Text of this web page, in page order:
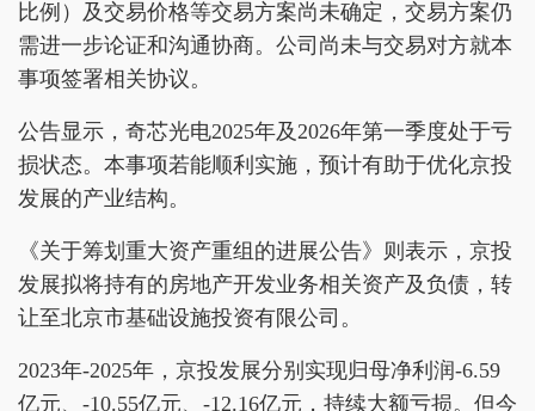
比例）及交易价格等交易方案尚未确定，交易方案仍
需进一步论证和沟通协商。公司尚未与交易对方就本
事项签署相关协议。
公告显示，奇芯光电2025年及2026年第一季度处于亏
损状态。本事项若能顺利实施，预计有助于优化京投
发展的产业结构。
《关于筹划重大资产重组的进展公告》则表示，京投
发展拟将持有的房地产开发业务相关资产及负债，转
让至北京市基础设施投资有限公司。
2023年-2025年，京投发展分别实现归母净利润-6.59
亿元、-10.55亿元、-12.16亿元，持续大额亏损。但今